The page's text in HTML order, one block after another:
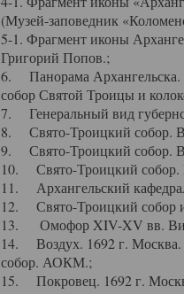
(Музей-заповедник
5-1. Фрагмент иконы
Григорий Попов.;
6. Панорама Архангельска.
собор Святой Троицы и
7. Генеральный вид
8. Свято-Троицкий собор.
9. Свято-Троицкий собор.
10. Свято-Троицкий собор.
11. Архангельский
12. Свято-Троицкий собор и
13. Омофор XIV-XV вв.
14. Воздух. 1692 г. Москва.
собор. АОКМ.;
15. Покровец. 1692 г.